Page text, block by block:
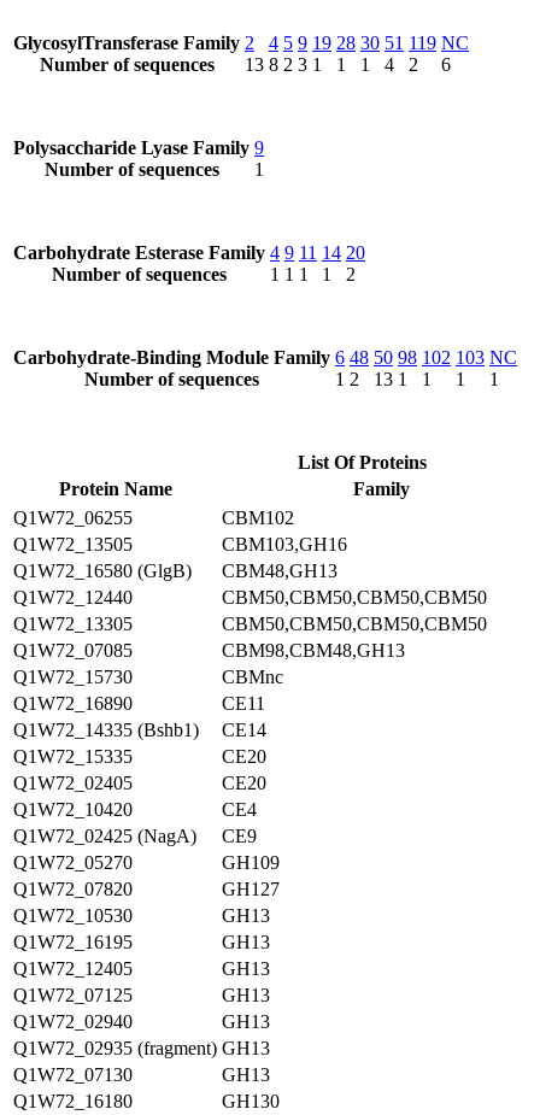
GlycosylTransferase Family
Number of sequences
2
13
4
8
5
2
9
3
19
1
28
1
30
1
51
4
119
2
NC
6
Polysaccharide Lyase Family
Number of sequences
9
1
Carbohydrate Esterase Family
Number of sequences
4
1
9
1
11
1
14
1
20
2
Carbohydrate-Binding Module Family
Number of sequences
6
1
48
2
50
13
98
1
102
1
103
1
NC
1
List Of Proteins
Protein Name
Family
Q1W72_06255
CBM102
Q1W72_13505
CBM103,GH16
Q1W72_16580 (GlgB)
CBM48,GH13
Q1W72_12440
CBM50,CBM50,CBM50,CBM50
Q1W72_13305
CBM50,CBM50,CBM50,CBM50
Q1W72_07085
CBM98,CBM48,GH13
Q1W72_15730
CBMnc
Q1W72_16890
CE11
Q1W72_14335 (Bshb1)
CE14
Q1W72_15335
CE20
Q1W72_02405
CE20
Q1W72_10420
CE4
Q1W72_02425 (NagA)
CE9
Q1W72_05270
GH109
Q1W72_07820
GH127
Q1W72_10530
GH13
Q1W72_16195
GH13
Q1W72_12405
GH13
Q1W72_07125
GH13
Q1W72_02940
GH13
Q1W72_02935 (fragment) GH13
Q1W72_07130
GH13
Q1W72_16180
GH130